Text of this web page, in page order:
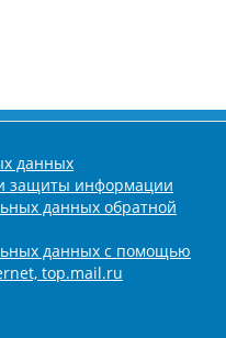
данных
защиты информации
данных обратной
данных с помощью
top.mail.ru